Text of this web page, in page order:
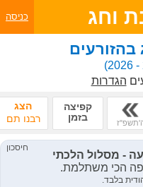
וחג כניסה
הגדרות
קפיצה
בזמן
הצג
רבנו תם